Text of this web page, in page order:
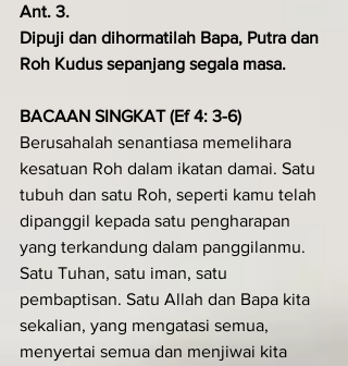
Ant. 3.
Dipuji dan dihormatilah Bapa, Putra dan
Roh Kudus sepanjang segala masa.
BACAAN SINGKAT (Ef 4: 3-6)
Berusahalah senantiasa memelihara
kesatuan Roh dalam ikatan damai. Satu
tubuh dan satu Roh, seperti kamu telah
dipanggil kepada satu peng­­­­harapan
yang terkandung dalam panggilanmu.
Satu Tuhan, satu iman, satu
pembaptisan. Satu Allah dan Bapa kita
sekalian, yang mengatasi semua,
menyertai semua dan men­jiwai kita